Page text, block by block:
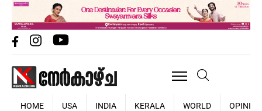
HOME USA INDIA KERALA WORLD OPINION